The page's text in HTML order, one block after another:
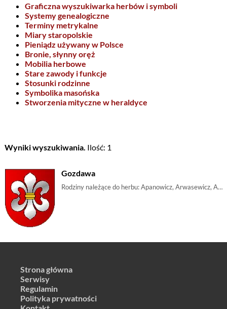
Graficzna wyszukiwarka herbów i symboli
Systemy genealogiczne
Terminy metrykalne
Miary staropolskie
Pieniądz używany w Polsce
Bronie, słynny oręż
Mobilia herbowe
Stare zawody i funkcje
Stosunki rodzinne
Symbolika masońska
Stworzenia mityczne w heraldyce
Wyniki wyszukiwania. Ilość: 1
Gozdawa
Rodziny należące do herbu: Apanowicz, Arwasewicz, Azarewicz, Bal, Balcewicz, Balewicz, Baranowski, Bartoszewski, Bączalski, Bąkowski, Behm, Behem, Ben | m_lilia, m_lilijka, m_kwiat
Strona główna
Serwisy
Regulamin
Polityka prywatności